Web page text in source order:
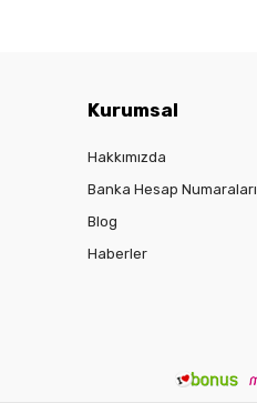
Kurumsal
Hakkımızda
Banka Hesap Numaraları
Blog
Haberler